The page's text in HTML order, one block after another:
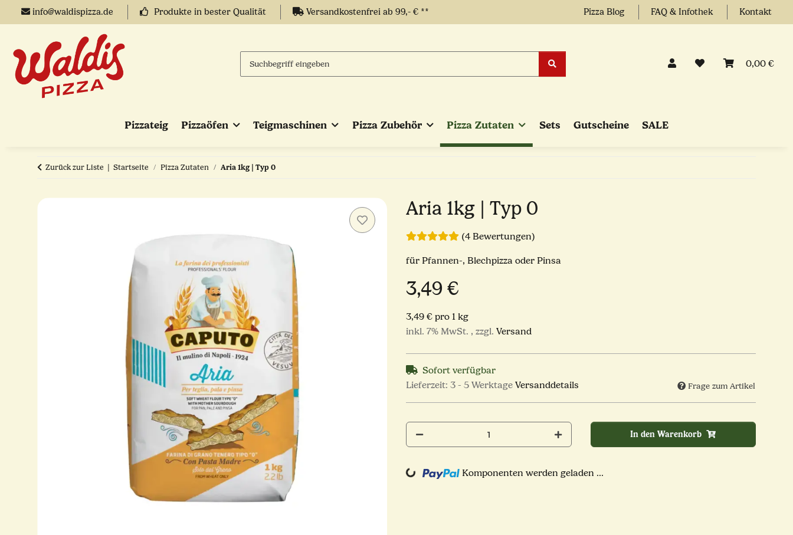
info@waldispizza.de Produkte in bester Qualität Versandkostenfrei ab 99,- € ** Pizza Blog FAQ & Infothek Kontakt
0,00 €
Pizzateig Pizzaöfen Teigmaschinen Pizza Zubehör Pizza Zutaten Sets Gutscheine SALE
Zurück zur Liste Startseite Pizza Zutaten Aria 1kg | Typ 0
Aria 1kg | Typ 0
(4 Bewertungen)
für Pfannen-, Blechpizza oder Pinsa
3,49 €
3,49 € pro 1 kg
inkl. 7% MwSt. , zzgl. Versand
Sofort verfügbar
Lieferzeit: 3 - 5 Werktage Versanddetails Frage zum Artikel
In den Warenkorb
Loading... Komponenten werden geladen ...